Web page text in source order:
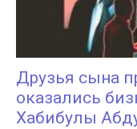
Друзья сына
оказались
Хабибулы